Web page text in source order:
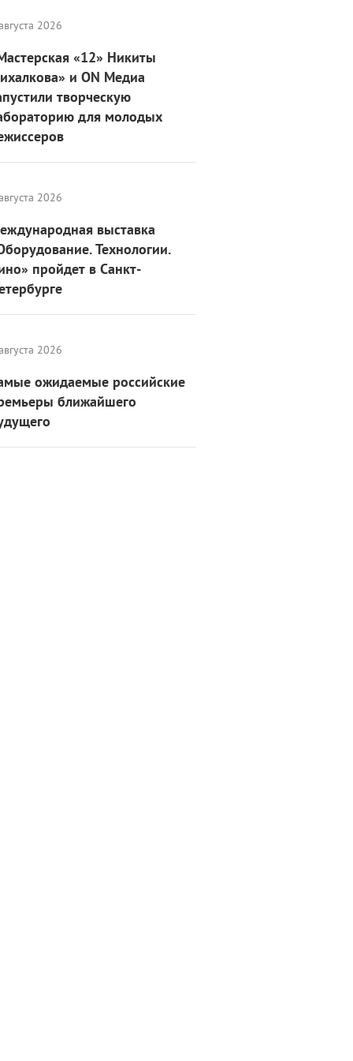
2026
«12» Никиты
и ON Медиа
творческую
для молодых
2026
выставка
Технологии.
пройдет в Санкт-
2026
ожидаемые российские
ближайшего